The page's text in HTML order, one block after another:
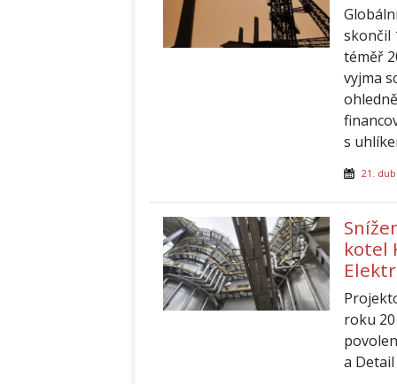
skončil
téměř
vyjma
s
21.
kotel
roku
a Detail